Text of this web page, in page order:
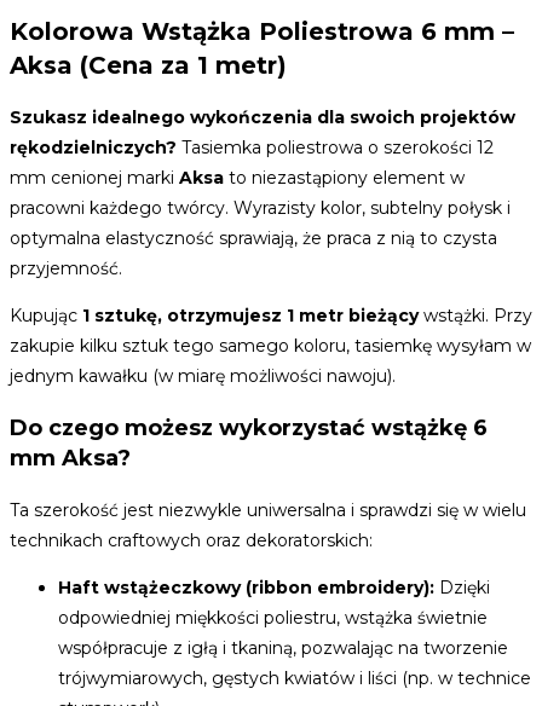
Kolorowa Wstążka Poliestrowa 6 mm –
Aksa (Cena za 1 metr)
Szukasz idealnego wykończenia dla swoich projektów
rękodzielniczych? Tasiemka poliestrowa o szerokości 12
mm cenionej marki Aksa to niezastąpiony element w
pracowni każdego twórcy. Wyrazisty kolor, subtelny połysk i
optymalna elastyczność sprawiają, że praca z nią to czysta
przyjemność.
Kupując 1 sztukę, otrzymujesz 1 metr bieżącywstążki. Przy
zakupie kilku sztuk tego samego koloru, tasiemkę wysyłam w
jednym kawałku (w miarę możliwości nawoju).
Do czego możesz wykorzystać wstążkę 6
mm Aksa?
Ta szerokość jest niezwykle uniwersalna i sprawdzi się w wielu
technikach craftowych oraz dekoratorskich:
Haft wstążeczkowy (ribbon embroidery): Dzięki
odpowiedniej miękkości poliestru, wstążka świetnie
współpracuje z igłą i tkaniną, pozwalając na tworzenie
trójwymiarowych, gęstych kwiatów i liści (np. w technice